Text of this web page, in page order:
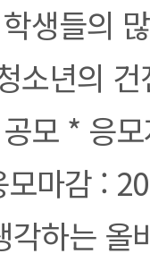
생들의
소년의
모 * 응
마감 :
각하는 올